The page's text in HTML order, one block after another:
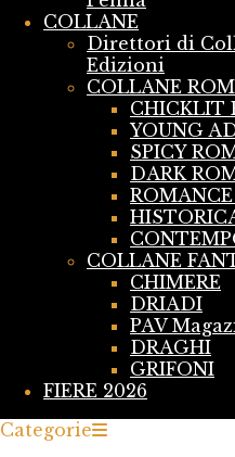
COLLANE
Direttori di
Edizioni
COLLANE
CHICKLIT
YOUNG
SPICY
DARK
COLLANE
CHIMERE
DRIADI
PAV
DRAGHI
GRIFONI
FIERE 2026
Categorie